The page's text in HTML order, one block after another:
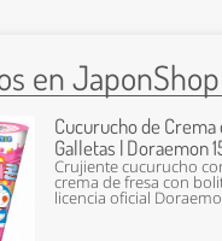
en JaponShop
Cucurucho de Crema
Galletas | Doraemon
Crujiente cucurucho
crema de fresa con
licencia oficial